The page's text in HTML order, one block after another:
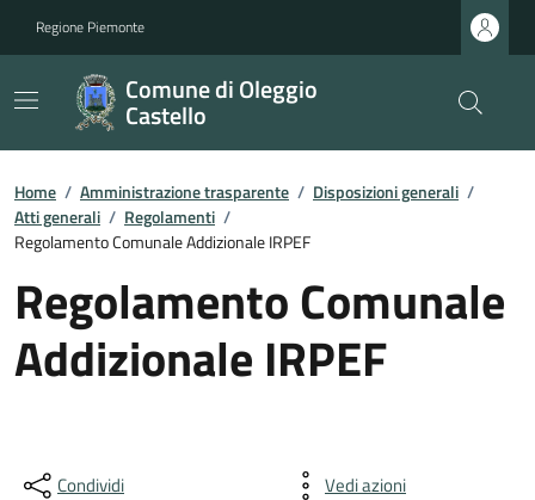
Regione Piemonte
Comune di Oleggio
Castello
Home / Amministrazione trasparente / Disposizioni generali /
Atti generali / Regolamenti /
Regolamento Comunale Addizionale IRPEF
Regolamento Comunale
Addizionale IRPEF
Condividi Vedi azioni